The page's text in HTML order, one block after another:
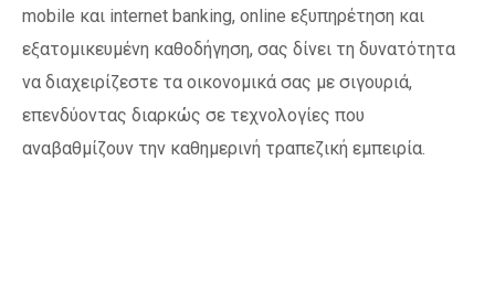
mobile και internet banking, online εξυπηρέτηση και
εξατομικευμένη καθοδήγηση, σας δίνει τη δυνατότητα
να διαχειρίζεστε τα οικονομικά σας με σιγουριά,
επενδύοντας διαρκώς σε τεχνολογίες που
αναβαθμίζουν την καθημερινή τραπεζική εμπειρία.